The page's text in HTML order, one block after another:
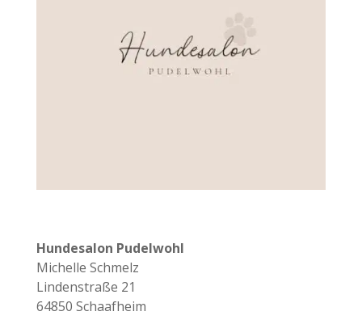
Hundesalon Pudelwohl
Michelle Schmelz
Lindenstraße 21
64850 Schaafheim